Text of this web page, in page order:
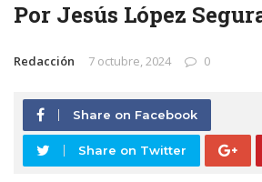
Por Jesús López
Redacción 7 octubre, 2024 0
Share on Facebook
Share on Twitter